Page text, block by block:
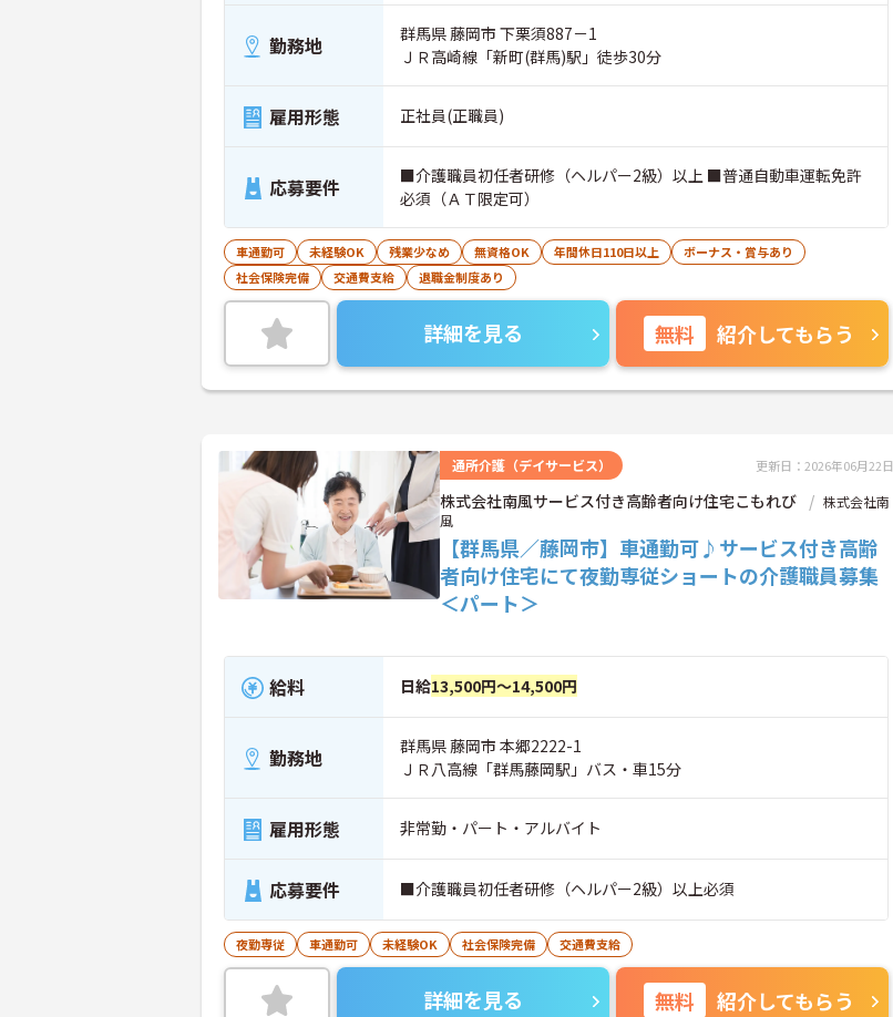
勤務地
群馬県 藤岡市 下栗須887－1
ＪＲ高崎線「新町(群馬)駅」徒歩30分
雇用形態 正社員(正職員)
応募要件
■介護職員初任者研修（ヘルパー2級）以上 ■普通自動車運転免許
必須（ＡＴ限定可）
車通勤可 未経験OK 残業少なめ 無資格OK 年間休日110日以上
ボーナス・賞与あり
社会保険完備
交通費支給 退職金制度あり
詳細を見る 無料 紹介してもらう
通所介護（デイサービス） 更新日：2026年06月22日
株式会社南風サービス付き高齢者向け住宅こもれび
株式会社南
風
【群馬県／藤岡市】車通勤可♪サービス付き高齢
者向け住宅にて夜勤専従ショートの介護職員募集
＜パート＞
給料 日給13,500円～14,500円
勤務地
群馬県 藤岡市 本郷2222-1
ＪＲ八高線「群馬藤岡駅」バス・車15分
雇用形態 非常勤・パート・アルバイト
応募要件 ■介護職員初任者研修（ヘルパー2級）以上必須
夜勤専従 車通勤可 未経験OK 社会保険完備 交通費支給
詳細を見る 無料 紹介してもらう